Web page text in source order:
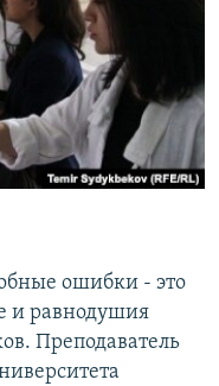
ошибки - это
и равнодушия
Преподаватель